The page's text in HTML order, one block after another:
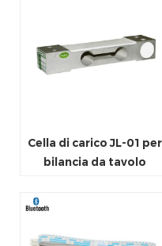
Cella di carico JL-01 per
bilancia da tavolo